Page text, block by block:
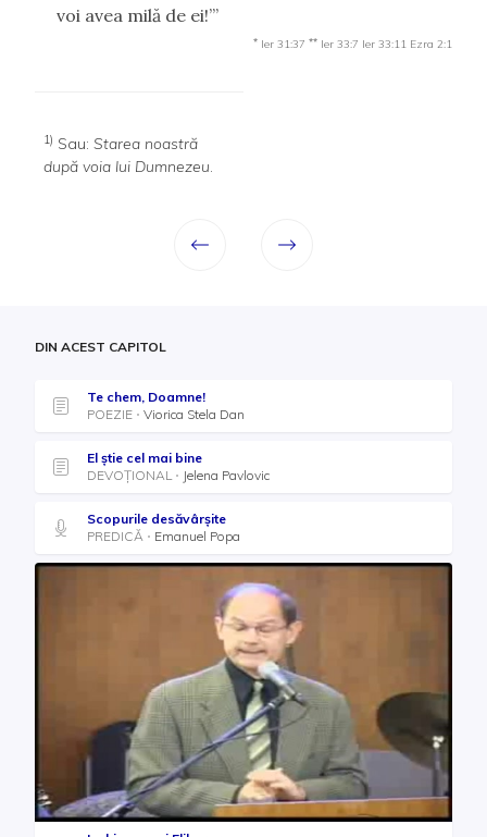
voi avea milă de ei!’”
* Ier 31:37 ** Ier 33:7 Ier 33:11 Ezra 2:1
1) Sau: Starea noastră
după voia lui Dumnezeu.
DIN ACEST CAPITOL
Te chem, Doamne!
POEZIE
Viorica Stela Dan
El știe cel mai bine
DEVOȚIONAL
Jelena Pavlovic
Scopurile desăvârșite
PREDICĂ
Emanuel Popa